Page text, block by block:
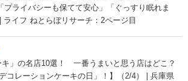
ライバシーも保てて安心」「ぐっすり眠れま
ライフ ねとらぼリサーチ：2ページ目
キ」の名店10選！ 一番うまいと思う店はどこ？
デコレーションケーキの日」！】（2/4） | 兵庫県